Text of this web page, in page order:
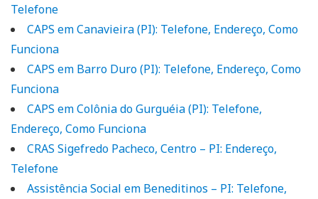
Telefone
CAPS em Canavieira (PI): Telefone, Endereço, Como
Funciona
CAPS em Barro Duro (PI): Telefone, Endereço, Como
Funciona
CAPS em Colônia do Gurguéia (PI): Telefone,
Endereço, Como Funciona
CRAS Sigefredo Pacheco, Centro – PI: Endereço,
Telefone
Assistência Social em Beneditinos – PI: Telefone,